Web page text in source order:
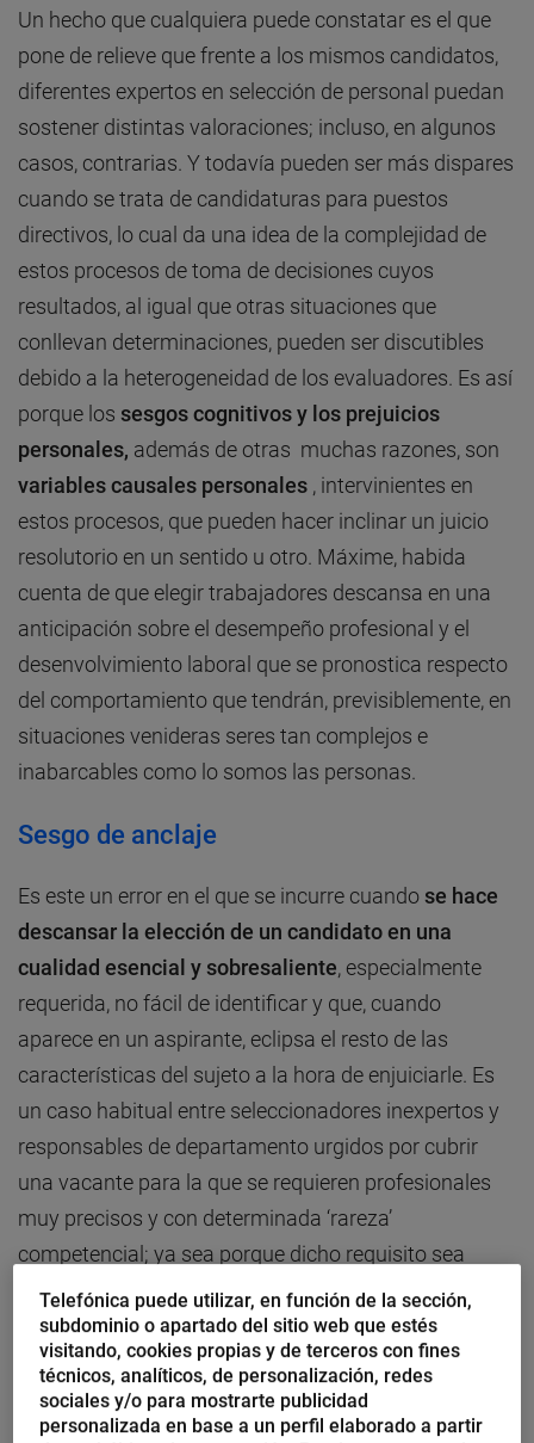
Un hecho que cualquiera puede constatar es el que
pone de relieve que frente a los mismos candidatos,
diferentes expertos en selección de personal puedan
sostener distintas valoraciones; incluso, en algunos
casos, contrarias. Y todavía pueden ser más dispares
cuando se trata de candidaturas para puestos
directivos, lo cual da una idea de la complejidad de
estos procesos de toma de decisiones cuyos
resultados, al igual que otras situaciones que
conllevan determinaciones, pueden ser discutibles
debido a la heterogeneidad de los evaluadores. Es así
porque los sesgos cognitivos y los prejuicios
personales, además de otras muchas razones, son
variables causales personales , intervinientes en
estos procesos, que pueden hacer inclinar un juicio
resolutorio en un sentido u otro. Máxime, habida
cuenta de que elegir trabajadores descansa en una
anticipación sobre el desempeño profesional y el
desenvolvimiento laboral que se pronostica respecto
del comportamiento que tendrán, previsiblemente, en
situaciones venideras seres tan complejos e
inabarcables como lo somos las personas.
Sesgo de anclaje
Es este un error en el que se incurre cuandose hace
descansar la elección de un candidato en una
cualidad esencial y sobresaliente, especialmente
requerida, no fácil de identificar y que, cuando
aparece en un aspirante, eclipsa el resto de las
características del sujeto a la hora de enjuiciarle. Es
un caso habitual entre seleccionadores inexpertos y
responsables de departamento urgidos por cubrir
una vacante para la que se requieren profesionales
muy precisos y con determinada ‘rareza’
competencial; ya sea porque dicho requisito sea
inhabitual, o sea muy preciso o muy técnico, o porque
tal característica presente cierta carestía en el
mercado, o porque se trate de una cualidad novedosa
o muy emergente todavía en posesión de pocos
profesionales.
Telefónica puede utilizar, en función de la sección,
subdominio o apartado del sitio web que estés
visitando, cookies propias y de terceros con fines
técnicos, analíticos, de personalización, redes
sociales y/o para mostrarte publicidad
personalizada en base a un perfil elaborado a partir